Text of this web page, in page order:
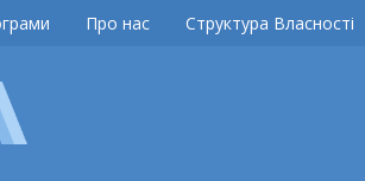
Про нас Структура Власності